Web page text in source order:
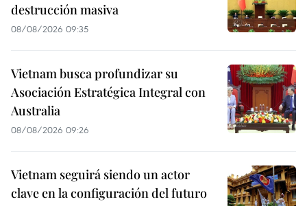
destrucción masiva
08/08/2026 09:35
Vietnam busca profundizar su
Asociación Estratégica Integral con
Australia
08/08/2026 09:26
Vietnam seguirá siendo un actor
clave en la configuración del futuro